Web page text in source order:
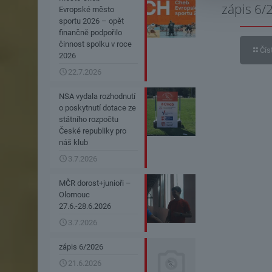
zápis 6/
Evropské město
sportu 2026 – opět
finančně podpořilo
činnost spolku v roce
2026
22.7.2026
NSA vydala rozhodnutí
o poskytnutí dotace ze
státního rozpočtu
České republiky pro
náš klub
3.7.2026
MČR dorost+junioři –
Olomouc
27.6.-28.6.2026
3.7.2026
zápis 6/2026
21.6.2026